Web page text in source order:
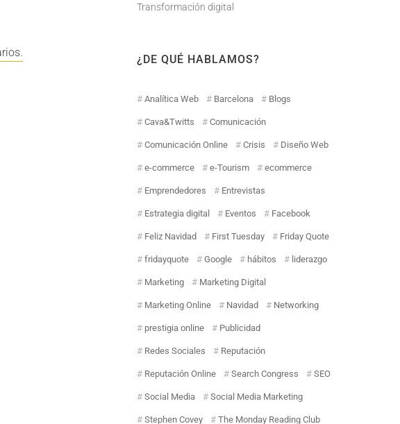
Transformación digital
¿DE QUÉ HABLAMOS?
Analítica Web Barcelona Blogs
Cava&Twitts Comunicación
Comunicación Online Crisis Diseño Web
e-commerce e-Tourism ecommerce
Emprendedores Entrevistas
Estrategia digital Eventos Facebook
Feliz Navidad First Tuesday Friday Quote
fridayquote Google hábitos liderazgo
Marketing Marketing Digital
Marketing Online Navidad Networking
prestigia online Publicidad
Redes Sociales Reputación
Reputación Online Search Congress SEO
Social Media Social Media Marketing
Stephen Covey The Monday Reading Club